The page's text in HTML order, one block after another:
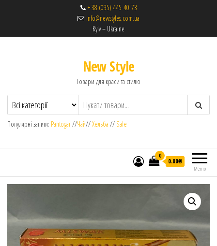
+ 38 (095) 445-40-73
info@newstyles.com.ua
Kyiv – Ukraine
New Style
Товари для краси та стилю
Популярні запити: Pantogar//Чай//Хельба // Sale
Меню
0
0.00₴